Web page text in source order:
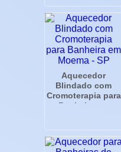
Aquecedor
Blindado com
Cromoterapia para
Banheira em